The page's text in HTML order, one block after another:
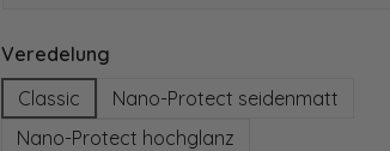
Veredelungauswählen
Classic
Nano-Protect seidenmatt
Nano-Protect hochglanz